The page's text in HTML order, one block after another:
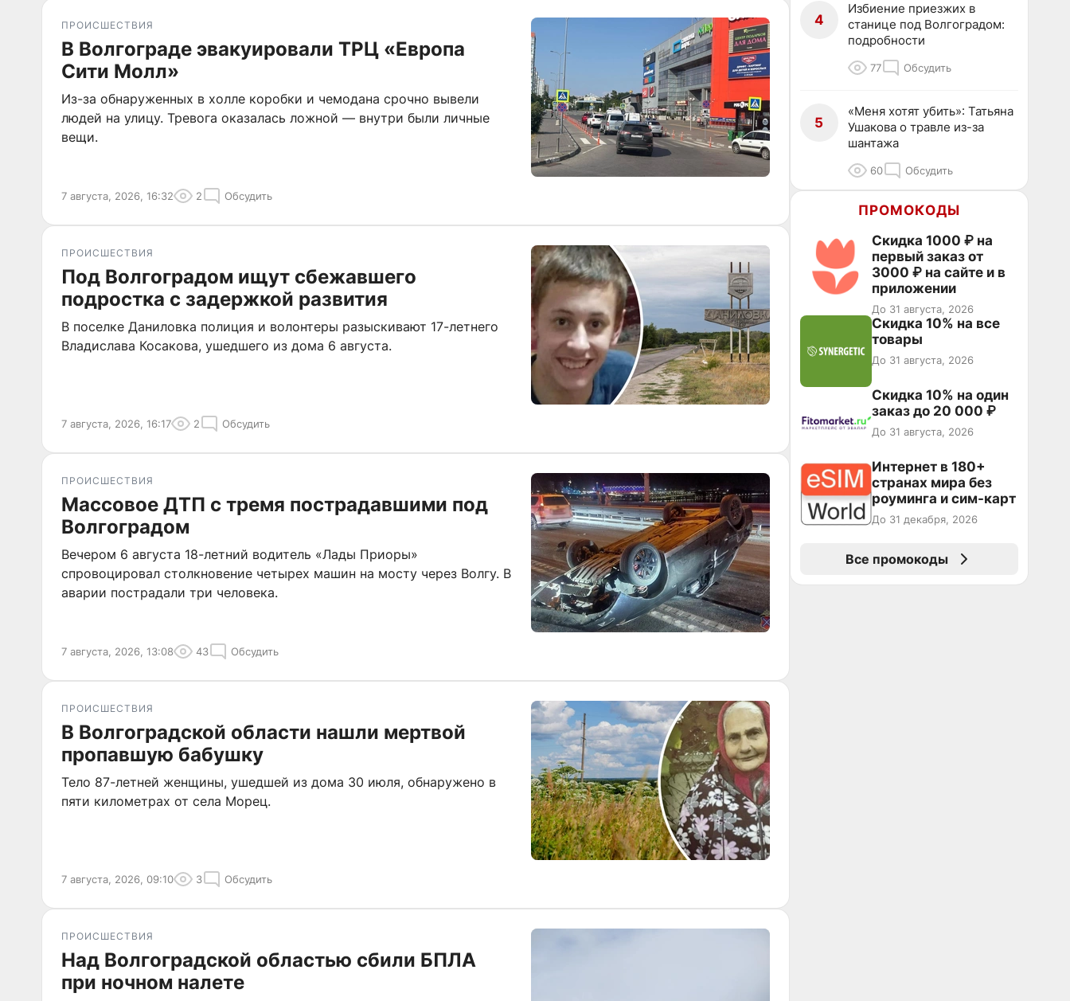
ПРОИСШЕСТВИЯ
В Волгограде эвакуировали ТРЦ «Европа
Сити Молл»
Из-за обнаруженных в холле коробки и чемодана срочно вывели
людей на улицу. Тревога оказалась ложной — внутри были личные
вещи.
7 августа, 2026, 16:32 2 Обсудить
ПРОИСШЕСТВИЯ
Под Волгоградом ищут сбежавшего
подростка с задержкой развития
В поселке Даниловка полиция и волонтеры разыскивают 17-летнего
Владислава Косакова, ушедшего из дома 6 августа.
7 августа, 2026, 16:17 2 Обсудить
ПРОИСШЕСТВИЯ
Массовое ДТП с тремя пострадавшими под
Волгоградом
Вечером 6 августа 18-летний водитель «Лады Приоры»
спровоцировал столкновение четырех машин на мосту через Волгу. В
аварии пострадали три человека.
7 августа, 2026, 13:08 43 Обсудить
ПРОИСШЕСТВИЯ
В Волгоградской области нашли мертвой
пропавшую бабушку
Тело 87-летней женщины, ушедшей из дома 30 июля, обнаружено в
пяти километрах от села Морец.
7 августа, 2026, 09:10 3 Обсудить
ПРОИСШЕСТВИЯ
Над Волгоградской областью сбили БПЛА
при ночном налете
4
Избиение приезжих в
станице под Волгоградом:
подробности
77 Обсудить
5
«Меня хотят убить»: Татьяна
Ушакова о травле из-за
шантажа
60 Обсудить
ПРОМОКОДЫ
Скидка 1000 ₽ на
первый заказ от
3000 ₽ на сайте и в
приложении
До 31 августа, 2026
Скидка 10% на все
товары
До 31 августа, 2026
Скидка 10% на один
заказ до 20 000 ₽
До 31 августа, 2026
Интернет в 180+
странах мира без
роуминга и сим-карт
До 31 декабря, 2026
Все промокоды